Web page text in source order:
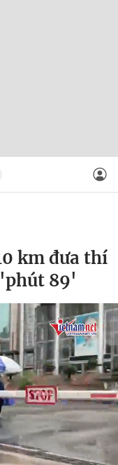
km đưa thí
89'